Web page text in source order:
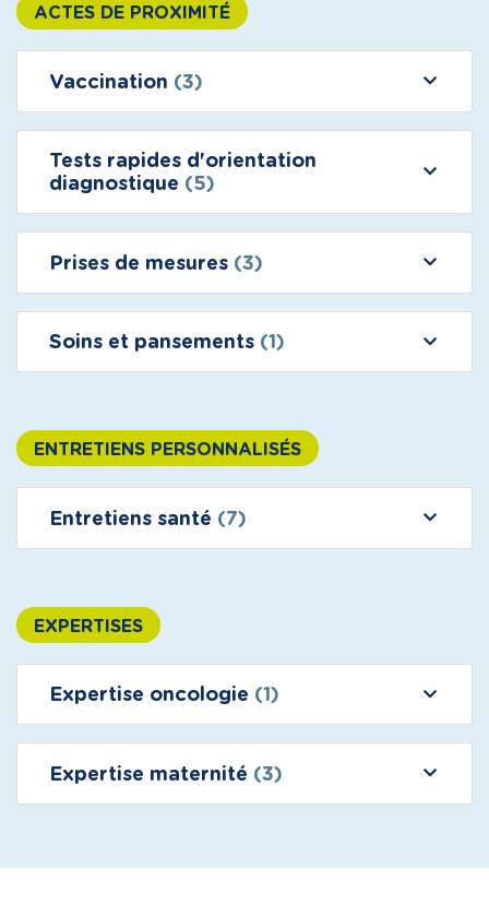
ACTES DE PROXIMITÉ
Vaccination (3)
Tests rapides d'orientation
diagnostique (5)
Prises de mesures (3)
Soins et pansements (1)
ENTRETIENS PERSONNALISÉS
Entretiens santé (7)
EXPERTISES
Expertise oncologie (1)
Expertise maternité (3)